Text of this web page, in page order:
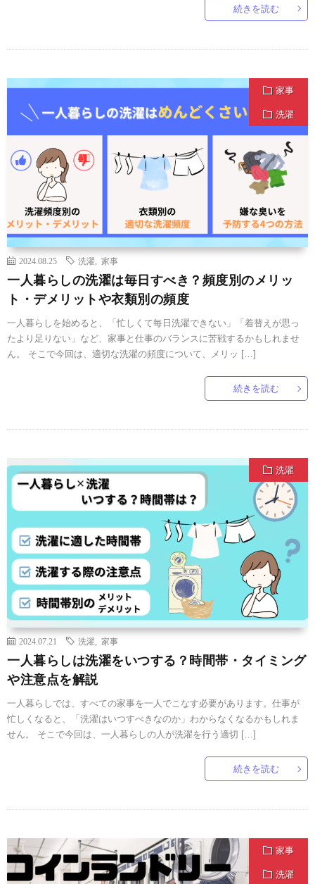
続きを読む
家事
洗濯
2024.08.25 洗濯 家事
一人暮らしの洗濯は毎日すべき？頻度別のメリッ
ト・デメリットや衣類別の頻度
一人暮らしを始めると、「忙しくて毎日洗濯できない」「着替えが思っ
たより足りない」など、家事と仕事のバランスに苦戦するかもしれませ
ん。 そこで今回は、適切な洗濯の頻度について、メリッ […]
続きを読む
洗濯
2024.07.21 洗濯 家事
一人暮らしは洗濯をいつする？時間帯・タイミング
や注意点を解説
一人暮らしでは、すべての家事を一人でこなす必要があります。仕事が
忙しくなると、「洗濯はいつすべきなのか」わからなくなるかもしれま
せん。 そこで今回は、一人暮らしの人が洗濯を行う適切 […]
続きを読む
家事
洗濯